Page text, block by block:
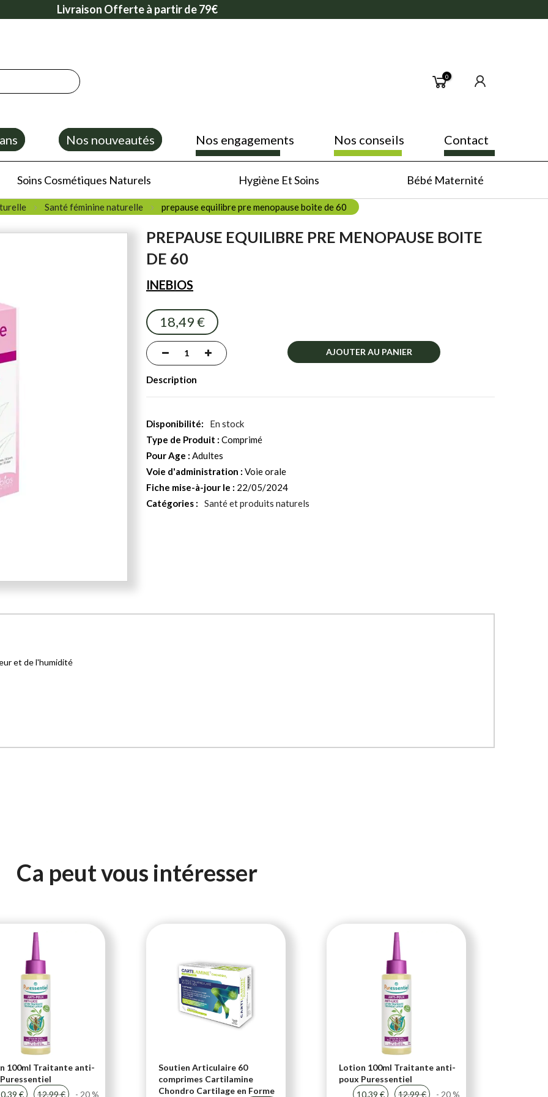
Livraison Offerte à partir de 79€
0
Nos nouveautés Nos engagements Nos conseils Contact
Soins Cosmétiques Naturels Hygiène Et Soins Bébé Maternité
Santé féminine naturelle prepause equilibre pre menopause boite de 60
PREPAUSE EQUILIBRE PRE MENOPAUSE BOITE
DE 60
INEBIOS
18,49 €
AJOUTER AU PANIER
Description
En stock
Type de Produit : Comprimé
Pour Age : Adultes
Voie d'administration : Voie orale
Fiche mise-à-jour le : 22/05/2024
Catégories :
Santé et produits naturels
et de l'humidité
Ca peut vous intéresser
100ml Traitante anti-
€
12,99 € - 20 %
Soutien Articulaire 60
comprimes Cartilamine
Chondro Cartilage en Forme
Lotion 100ml Traitante anti-
poux Puressentiel
10,39 €
12,99 € - 20 %